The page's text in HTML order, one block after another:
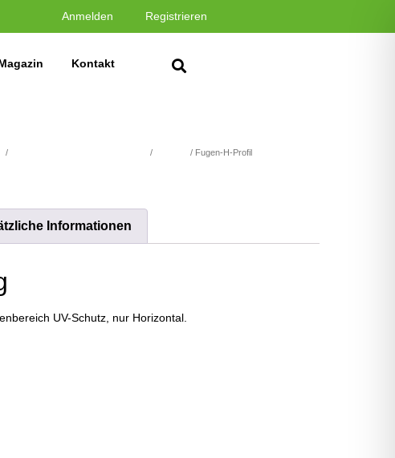
Anmelden Registrieren
Kontakt
/ / / Fugen-H-Profil
Informationen
UV-Schutz, nur Horizontal.